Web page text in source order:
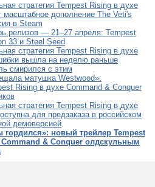
стратегия Tempest Rising в духе
масштабное дополнение The Veti's
в Steam
релизов — 21–27 апреля: Tempest
33 и Steel Seed
стратегия Tempest Rising в духе
вышла на неделю раньше
смирился с этим
матушка Westwood»:
Rising в духе Command & Conquer
стратегия Tempest Rising в духе
для предзаказа в российском
демоверсией
гордился»: новый трейлер Tempest
& Conquer олдскульным